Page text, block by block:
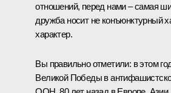
отношений, перед нами – самая
дружба носит не конъюнктурный
характер.
Вы правильно отметили: в этом
Великой Победы в